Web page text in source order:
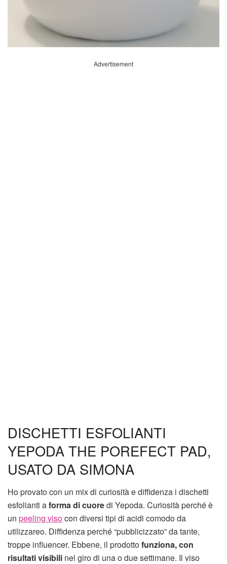
Advertisement
DISCHETTI ESFOLIANTI
YEPODA THE POREFECT PAD,
USATO DA SIMONA
Ho provato con un mix di curiosità e diffidenza i dischetti
esfolianti aforma di cuoredi Yepoda. Curiosità perché è
un peeling visocon diversi tipi di acidi comodo da
utilizzareo. Diffidenza perché “pubblicizzato” da tante,
troppe influencer. Ebbene, il prodottofunziona, con
risultati visibili nel giro di una o due settimane. Il viso